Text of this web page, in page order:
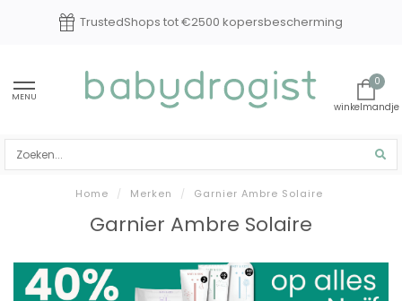
TrustedShops tot €2500 kopersbescherming
MENU
0
Home / Merken / Garnier Ambre Solaire
Garnier Ambre Solaire